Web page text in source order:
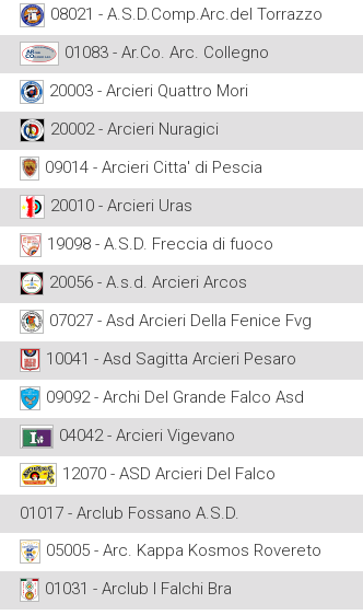
08021 - A.S.D.Comp.Arc.del Torrazzo
01083 - Ar.Co. Arc. Collegno
20003 - Arcieri Quattro Mori
20002 - Arcieri Nuragici
09014 - Arcieri Citta' di Pescia
20010 - Arcieri Uras
19098 - A.S.D. Freccia di fuoco
20056 - A.s.d. Arcieri Arcos
07027 - Asd Arcieri Della Fenice Fvg
10041 - Asd Sagitta Arcieri Pesaro
09092 - Archi Del Grande Falco Asd
04042 - Arcieri Vigevano
12070 - ASD Arcieri Del Falco
01017 - Arclub Fossano A.S.D.
05005 - Arc. Kappa Kosmos Rovereto
01031 - Arclub I Falchi Bra